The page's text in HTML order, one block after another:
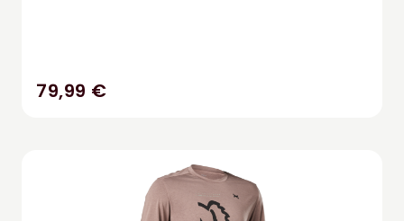
79,99 €